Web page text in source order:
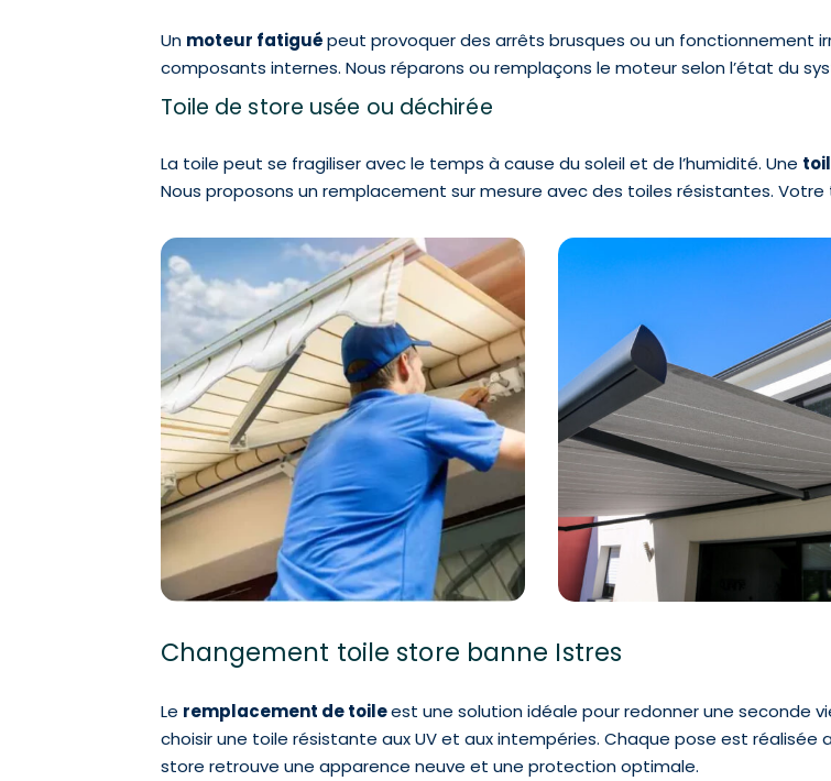
Un moteur fatiguépeut provoquer des arrêts brusques ou un fonctionnement
composants internes. Nous réparons ou remplaçons le moteur selon l’état du
Toile de store usée ou déchirée
La toile peut se fragiliser avec le temps à cause du soleil et de l’humidité. Une
Nous proposons un remplacement sur mesure avec des toiles résistantes.
Changement toile store banne Istres
Le remplacement de toileest une solution idéale pour redonner une seconde
choisir une toile résistante aux UV et aux intempéries. Chaque pose est
store retrouve une apparence neuve et une protection optimale.